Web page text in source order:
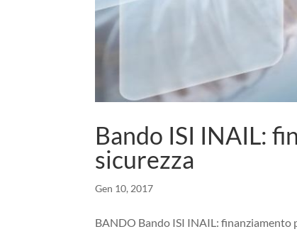
Bando ISI INAIL:
sicurezza
Gen 10, 2017
BANDO Bando ISI INAIL: finanziamento